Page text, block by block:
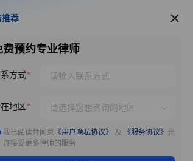
服务推荐
推荐
费预约专业律师
方式
地区
我已阅读并同意 《用户隐私协议》 及 《服务协议》 允
许接受更多律师的服务